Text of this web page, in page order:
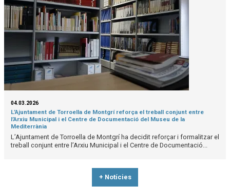
04.03.2026
L’Ajuntament de Torroella de Montgrí reforça el treball conjunt entre
l’Arxiu Municipal i el Centre de Documentació del Museu de la
Mediterrània
L’Ajuntament de Torroella de Montgrí ha decidit reforçar i formalitzar el
treball conjunt entre l’Arxiu Municipal i el Centre de Documentació...
+ Notícies